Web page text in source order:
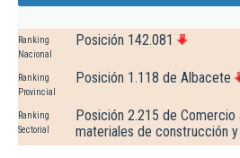
Ranking
Nacional
Posición 142.081
Ranking
Provincial
Posición 1.118 de Albacete
Ranking
Sectorial
Posición 2.215 de
materiales de construcción